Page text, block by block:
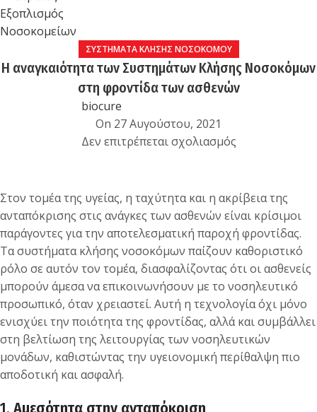
ΣΥΣΤΉΜΑΤΑ ΚΛΉΣΗΣ ΝΟΣΟΚΌΜΟΥ
Η αναγκαιότητα των Συστημάτων Κλήσης Νοσοκόμων
στη φροντίδα των ασθενών
biocure
On 27 Αυγούστου, 2021
Δεν επιτρέπεται σχολιασμός
Στον τομέα της υγείας, η ταχύτητα και η ακρίβεια της
ανταπόκρισης στις ανάγκες των ασθενών είναι κρίσιμοι
παράγοντες για την αποτελεσματική παροχή φροντίδας.
Τα συστήματα κλήσης νοσοκόμων παίζουν καθοριστικό
ρόλο σε αυτόν τον τομέα, διασφαλίζοντας ότι οι ασθενείς
μπορούν άμεσα να επικοινωνήσουν με το νοσηλευτικό
προσωπικό, όταν χρειαστεί. Αυτή η τεχνολογία όχι μόνο
ενισχύει την ποιότητα της φροντίδας, αλλά και συμβάλλει
στη βελτίωση της λειτουργίας των νοσηλευτικών
μονάδων, καθιστώντας την υγειονομική περίθαλψη πιο
αποδοτική και ασφαλή.
1. Αμεσότητα στην ανταπόκριση